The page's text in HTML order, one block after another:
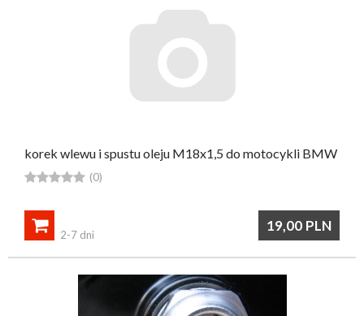
korek wlewu i spustu oleju M18x1,5 do motocykli BMW
 (0)
19,00 PLN

2-7 dni